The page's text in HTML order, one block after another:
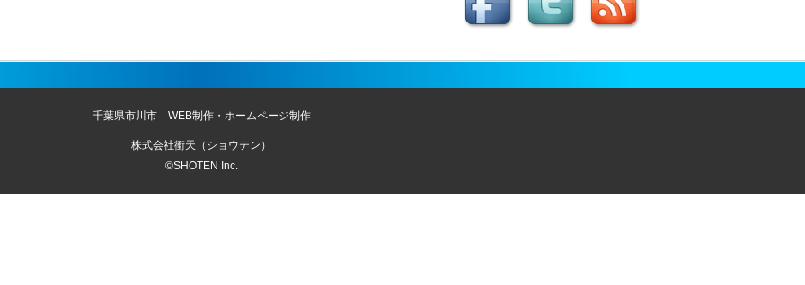
ブ
千葉県市川市 WEB制作・ホームページ制作
株式会社衝天（ショウテン）
©SHOTEN Inc.